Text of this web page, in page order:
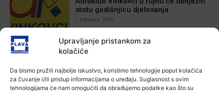
Upravljanje pristankom za
kolačiće
Da bismo pružili najbolje iskustvo, koristimo tehnologije poput kolačića
za čuvanje i/ili pristup informacijama o uređaju. Suglasnost s ovim
tehnologijama će nam omogućiti da obrađujemo podatke kao što su
stotu godišnjicu djelovanja
7 kolovoza, 2026
Aktualno
Za dva tjedna započinje još jedna
7 kolovoza, 2026